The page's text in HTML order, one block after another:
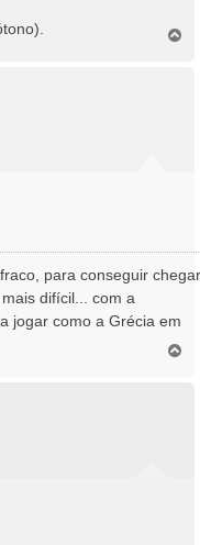
para conseguir
difícil... com a
jogar como a Grécia em